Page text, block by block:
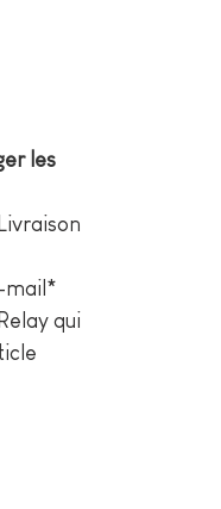
les
mail*
qui